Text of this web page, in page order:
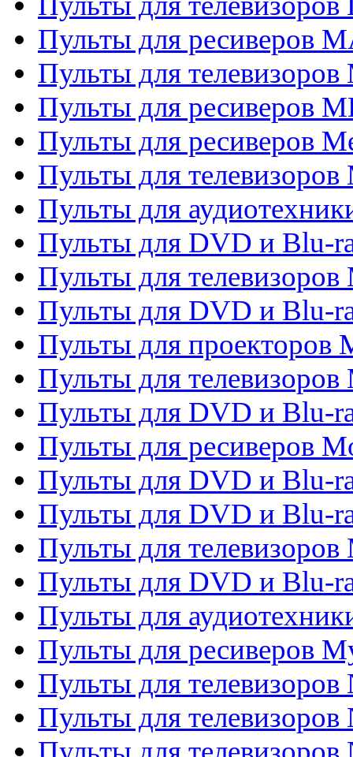
Пульты для ресиверов
Пульты для телевизоров
Пульты для ресиверов
Пульты для ресиверов
Пульты для телевизоров
Пульты для
Пульты для DVD и Blu-
Пульты для
Пульты для DVD и Blu-
Пульты для проекторов
Пульты для
Пульты для DVD и Blu-
Пульты для ресиверов
Пульты для DVD и Blu-
Пульты для DVD и Blu-
Пульты для телевизоров
Пульты для DVD и Blu-
Пульты для
Пульты для ресиверов
Пульты для телевизоров
Пульты для телевизоров